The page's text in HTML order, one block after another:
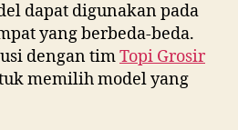
dapat digunakan pada
yang berbeda-beda.
dengan timTopi Grosir
memilih model yang